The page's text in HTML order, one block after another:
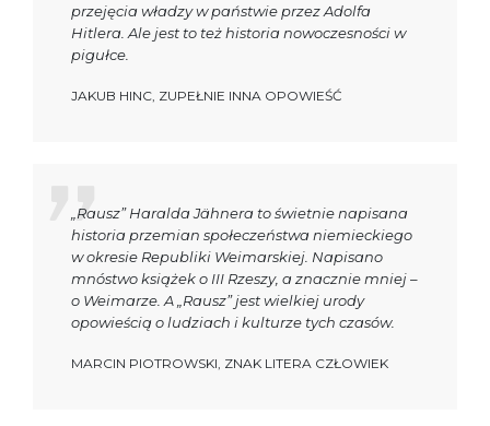
przejęcia władzy w państwie przez Adolfa
Hitlera. Ale jest to też historia nowoczesności w
pigułce.
JAKUB HINC, ZUPEŁNIE INNA OPOWIEŚĆ
„Rausz” Haralda Jähnera to świetnie napisana
historia przemian społeczeństwa niemieckiego
w okresie Republiki Weimarskiej. Napisano
mnóstwo książek o III Rzeszy, a znacznie mniej –
o Weimarze. A „Rausz” jest wielkiej urody
opowieścią o ludziach i kulturze tych czasów.
MARCIN PIOTROWSKI, ZNAK LITERA CZŁOWIEK